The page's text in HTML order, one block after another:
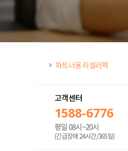
다이렉트빌 고객센터
1588-677
파트너용 리셀러팩
고객센터
1588-6776
평일 08시~20시
(긴급장애 24시간/365일)